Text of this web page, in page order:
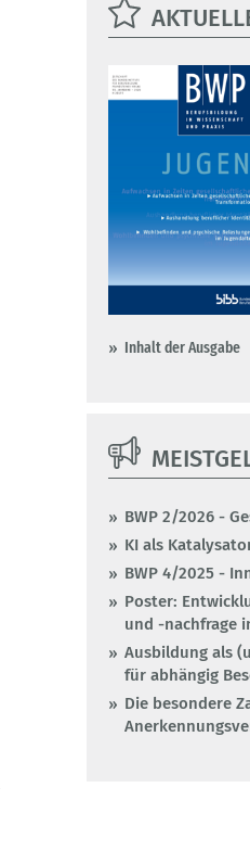
Inhalt der Ausgabe
BWP 2/2026 -
KI als
BWP 4/2025 -
Poster:
und -nachfrage
Ausbildung als
für abhängig
Die besondere